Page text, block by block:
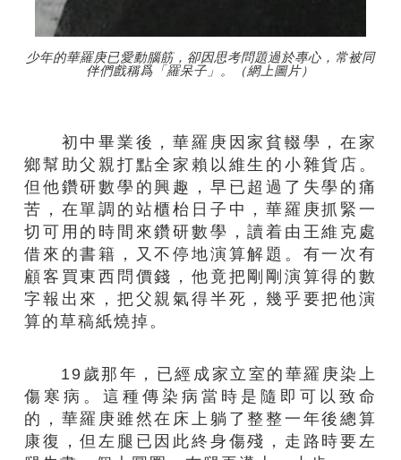
少年的華羅庚已愛動腦筋，卻因思考問題過於專心，常被同
伴們戲稱爲「羅呆子」。（網上圖片）
初中畢業後，華羅庚因家貧輟學，在家
鄉幫助父親打點全家賴以維生的小雜貨店。
但他鑽研數學的興趣，早已超過了失學的痛
苦，在單調的站櫃枱日子中，華羅庚抓緊一
切可用的時間來鑽研數學，讀着由王維克處
借來的書籍，又不停地演算解題。有一次有
顧客買東西問價錢，他竟把剛剛演算得的數
字報出來，把父親氣得半死，幾乎要把他演
算的草稿紙燒掉。
19歲那年，已經成家立室的華羅庚染上
傷寒病。這種傳染病當時是隨即可以致命
的，華羅庚雖然在床上躺了整整一年後總算
康復，但左腿已因此終身傷殘，走路時要左